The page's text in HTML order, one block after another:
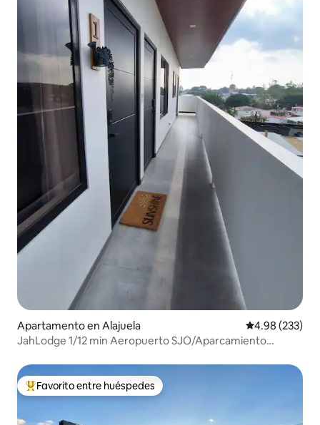
Apartamento en Alajuela Calificación
4.98 (233)
JahLodge 1/12 min Aeropuerto SJO/Aparcamiento
Favorito entre huéspedes preferido
Favorito entre huéspedes